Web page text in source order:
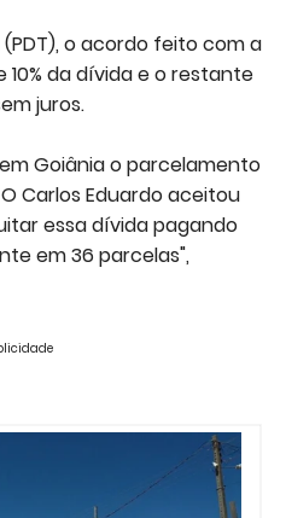
o acordo feito com a
10% da dívida e o restante
juros.
Goiânia o parcelamento
Carlos Eduardo aceitou
essa dívida pagando
em 36 parcelas",